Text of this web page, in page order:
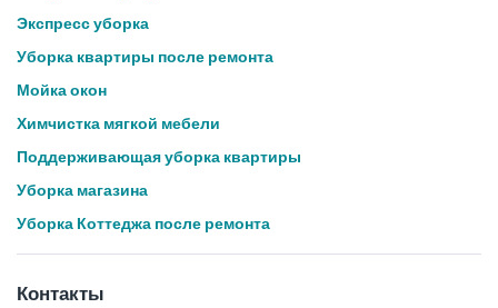
Экспресс уборка
Уборка квартиры после ремонта
Мойка окон
Химчистка мягкой мебели
Поддерживающая уборка квартиры
Уборка магазина
Уборка Коттеджа после ремонта
Контакты